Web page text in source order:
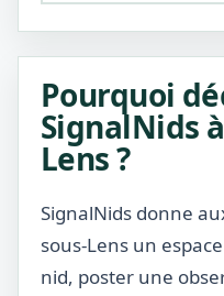
Pourquoi
SignalNids
Lens ?
SignalNids donne
sous-Lens un
nid, poster une